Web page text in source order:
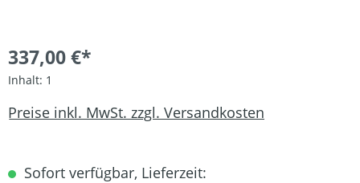
337,00 €*
Inhalt: 1
Preise inkl. MwSt. zzgl. Versandkosten
Sofort verfügbar, Lieferzeit: